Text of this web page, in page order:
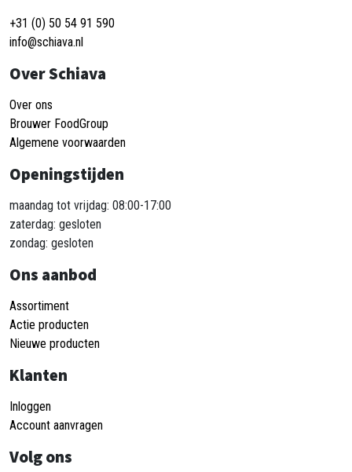
+31 (0) 50 54 91 590
info@schiava.nl
Over Schiava
Over ons
Brouwer FoodGroup
Algemene voorwaarden
Openingstijden
maandag tot vrijdag: 08:00-17:00
zaterdag: gesloten
zondag: gesloten
Ons aanbod
Assortiment
Actie producten
Nieuwe producten
Klanten
Inloggen
Account aanvragen
Volg ons